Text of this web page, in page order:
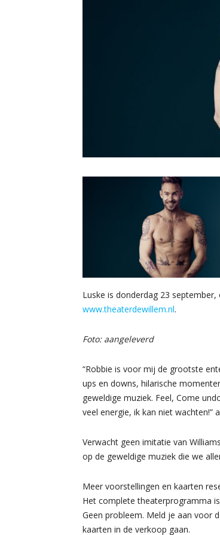
Luske is donderdag 23
www.theaterdewillem.nl.
Foto: aangeleverd
“Robbie is voor mij de grootste
ups en downs, hilarische
geweldige muziek. Feel, Come
veel energie, ik kan niet wachten!”
Verwacht geen imitatie van
op de geweldige muziek die we
Meer voorstellingen en kaarten
Het complete theaterprogramma
Geen probleem. Meld je aan voor
kaarten in de verkoop gaan.